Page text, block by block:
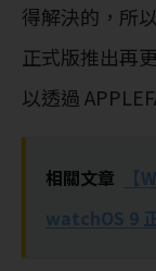
得解決的，所
正式版推出再
以透過
相關文章
watchOS 9